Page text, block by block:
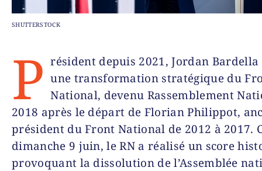
SHUTTERSTOCK
P résident depuis 2021, Jordan Bardella
une transformation stratégique du
National, devenu Rassemblement
2018 après le départ de Florian Philippot,
président du Front National de 2012 à 2017.
dimanche 9 juin, le RN a réalisé un score
provoquant la dissolution de l’Assemblée